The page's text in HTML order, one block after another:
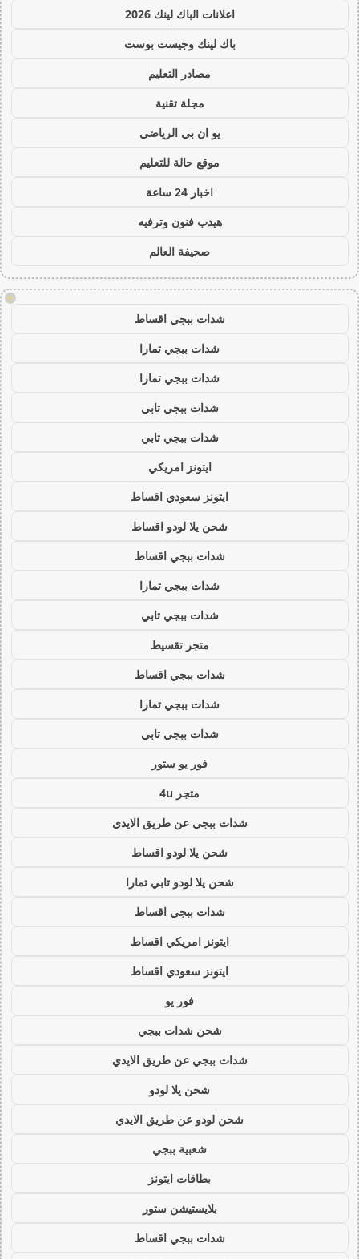
اعلانات الباك لينك 2026
باك لينك وجيست بوست
مصادر التعليم
مجلة تقنية
يو ان بي الرياضي
موقع حالة للتعليم
اخبار 24 ساعة
هيدب فنون وترفيه
صحيفة العالم
!
شدات ببجي اقساط
شدات ببجي تمارا
شدات ببجي تمارا
شدات ببجي تابي
شدات ببجي تابي
ايتونز امريكي
ايتونز سعودي اقساط
شحن يلا لودو اقساط
شدات ببجي اقساط
شدات ببجي تمارا
شدات ببجي تابي
متجر تقسيط
شدات ببجي اقساط
شدات ببجي تمارا
شدات ببجي تابي
فور يو ستور
متجر 4u
شدات ببجي عن طريق الايدي
شحن يلا لودو اقساط
شحن يلا لودو تابي تمارا
شدات ببجي اقساط
ايتونز امريكي اقساط
ايتونز سعودي اقساط
فور يو
شحن شدات ببجي
شدات ببجي عن طريق الايدي
شحن يلا لودو
شحن لودو عن طريق الايدي
شعبية ببجي
بطاقات ايتونز
بلايستيشن ستور
شدات ببجي اقساط